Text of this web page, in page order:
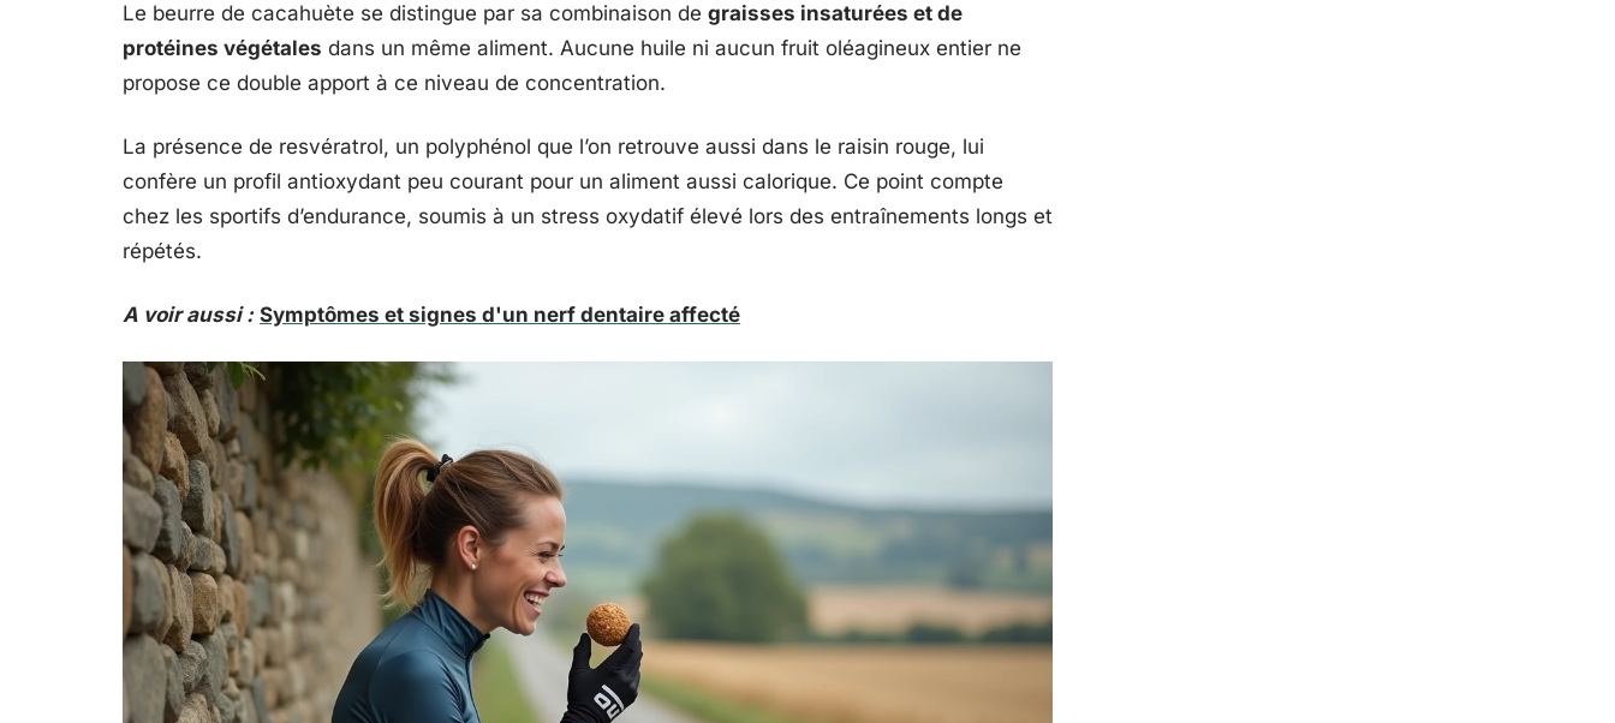
Le beurre de cacahuète se distingue par sa combinaison de graisses insaturées et de
protéines végétales dans un même aliment. Aucune huile ni aucun fruit oléagineux entier ne
propose ce double apport à ce niveau de concentration.
La présence de resvératrol, un polyphénol que l’on retrouve aussi dans le raisin rouge, lui
confère un profil antioxydant peu courant pour un aliment aussi calorique. Ce point compte
chez les sportifs d’endurance, soumis à un stress oxydatif élevé lors des entraînements longs et
répétés.
A voir aussi : Symptômes et signes d'un nerf dentaire affecté